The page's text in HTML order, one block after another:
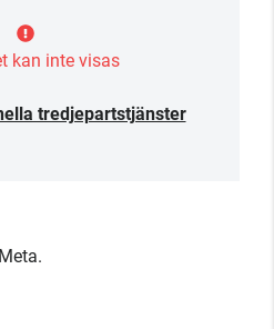
kan inte visas
tredjepartstjänster